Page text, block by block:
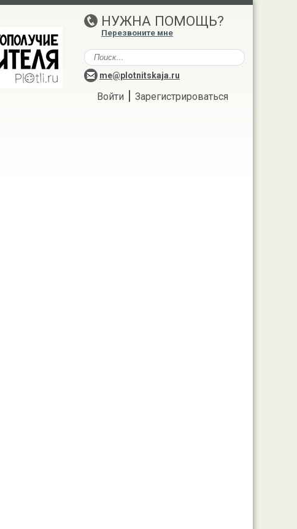
НУЖНА ПОМОЩЬ?
Перезвоните мне
me@plotnitskaja.ru
Войти | Зарегистрироваться